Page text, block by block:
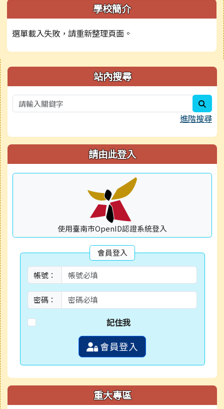
學校簡介
選單載入失敗，請重新整理頁面。
右邊區域內容 站內搜尋
進階搜尋
請由此登入
使用臺南市OpenID認證系統登入
會員登入
帳號：
密碼：
記住我
會員登入
重大專區